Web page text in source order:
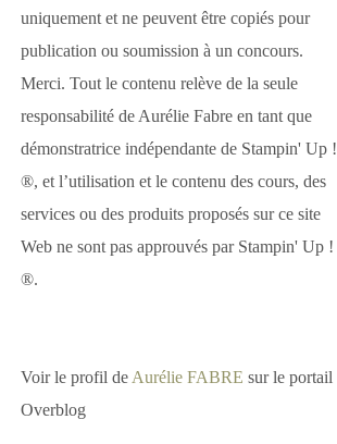
uniquement et ne peuvent être copiés pour
publication ou soumission à un concours.
Merci. Tout le contenu relève de la seule
responsabilité de Aurélie Fabre en tant que
démonstratrice indépendante de Stampin' Up !
®, et l’utilisation et le contenu des cours, des
services ou des produits proposés sur ce site
Web ne sont pas approuvés par Stampin' Up !
®.
Voir le profil de Aurélie FABRE sur le portail
Overblog